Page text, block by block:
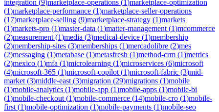
integration (9)marketplace-operations (1)marketplace-optimization
(1)marketplace-performance (1)marketplace-seller-operations
(17)marketplace-selling (9)marketplace-strategy (1)markets
(1)markets-pro (1)master-data (1)matter-management (1)mcommerce
(2)measurement (1)media (3)medical-device (1)membership
(2)membership-sites (3)memberships (1)mercadolibre (2)mes
(2)messaging (1)metabase (1)metasfresh (1)method-crm (1)metrics
(2)mexico (1)mfa (1)microlearning (1)microservices (6)microsoft
(4)microsoft-365 (1)microsoft-copilot (1)microsoft-fabric (3)mid-
market (3)middle-east (3)migration (29)migrations (1)mobile
(1)mobile-analytics (1)mobile-app (1)mobile-apps (1)mobile-bi
(1)mobile-checkout (1)mobile-commerce (14)mobile-cro (1)mobile-
first (1)mobile-optimization (1)mobile-payments (1)mobile-seo